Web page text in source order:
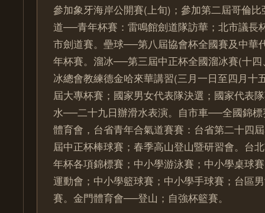
參加象牙海岸公開賽(上旬)；參加第二屆哥倫
道──青年杯賽：雷鳴館劍道隊訪華；北市議長
市劍道賽。壘球──第八屆協會杯全國賽及中華
年杯賽。溜冰──第三屆中正杯全國溜冰賽(十
冰總會教練德金哈來華講習(三月一日至四月十
屆大專杯賽；國家男女代表隊決選；國家代表
水──二十九日辦滑水表演。自市車──全國錦
體育會，台省青年合氣道賽賽：台省第二十四
屆中正杯棒球賽；春季高山登山暨研習會。台
年杯各項錦標賽；中小學游泳賽；中小學桌球
運動會；中小學籃球賽；中小學手球賽；台區
賽。金門體育會──登山；自強杯籃賽。